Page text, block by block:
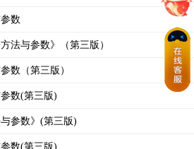
数
法与参数》（第三版）
数（第三版）
数(第三版)
参数》(第三版)
数(第三版)